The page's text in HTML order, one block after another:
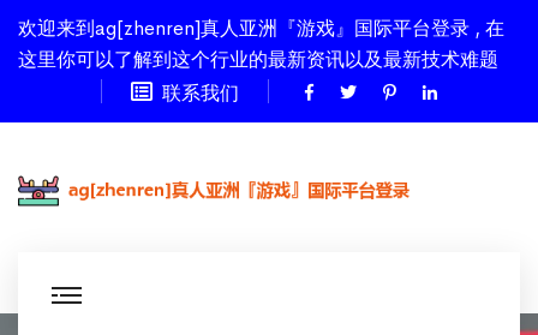
欢迎来到ag[zhenren]真人亚洲『游戏』国际平台登录 , 在
这里你可以了解到这个行业的最新资讯以及最新技术难题
联系我们